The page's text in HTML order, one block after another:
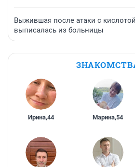
Выжившая после атаки с
выписалась из больницы
Ирина,44 Марина,54